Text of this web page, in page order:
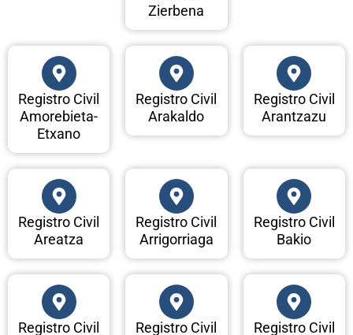
Zierbena
Registro Civil
Amorebieta-
Etxano
Registro Civil
Arakaldo
Registro Civil
Arantzazu
Registro Civil
Areatza
Registro Civil
Arrigorriaga
Registro Civil
Bakio
Registro Civil Registro Civil Registro Civil